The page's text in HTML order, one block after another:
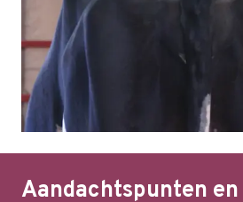
Aandachtspunten